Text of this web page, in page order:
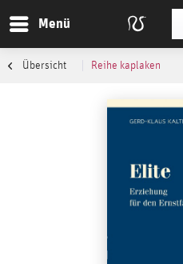
Menü
Übersicht Reihe kaplaken